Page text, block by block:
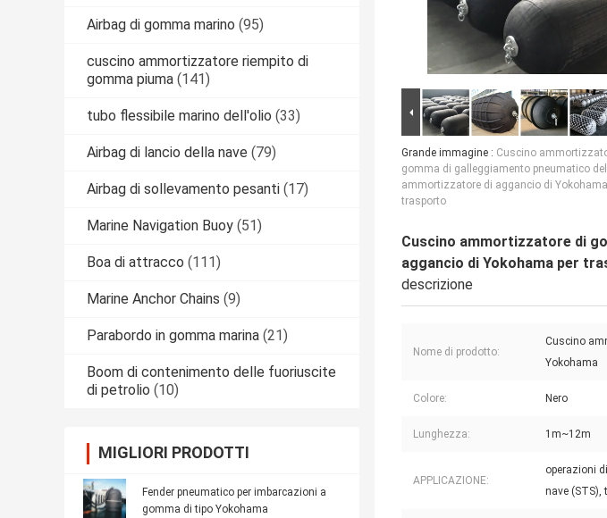
Airbag di gomma marino (95)
cuscino ammortizzatore riempito di
gomma piuma (141)
tubo flessibile marino dell'olio (33)
Airbag di lancio della nave (79)
Airbag di sollevamento pesanti (17)
Marine Navigation Buoy (51)
Boa di attracco (111)
Marine Anchor Chains (9)
Parabordo in gomma marina (21)
Boom di contenimento delle fuoriuscite
di petrolio (10)
MIGLIORI PRODOTTI
Fender pneumatico per imbarcazioni a
gomma di tipo Yokohama
Grande immagine : Cuscino
gomma di galleggiamento pneumatico
ammortizzatore di aggancio di
trasporto
Cuscino ammortizzatore di
aggancio di Yokohama per
descrizione
Nome di prodotto:
Cuscino
Yokohama
Colore: Nero
Lunghezza: 1m~12m
APPLICAZIONE:
operazioni
nave (STS),